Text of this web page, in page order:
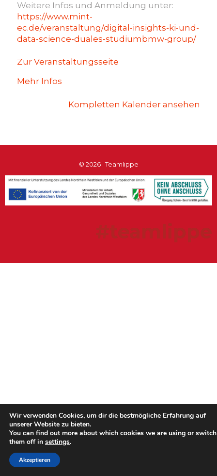
Weitere Infos und Anmeldung unter:
https://www.mint-
ec.de/veranstaltung/digital-insights-ki-und-
data-science-duales-studiumbmw-group/
Zur Veranstaltungsseite
Mehr Infos
Kompletten Kalender ansehen
© 2026 · Teamlippe
#teamlippe
Wir verwenden Cookies, um dir die bestmögliche Erfahrung auf
unserer Website zu bieten.
You can find out more about which cookies we are using or switch
them off in settings.
Akzeptieren